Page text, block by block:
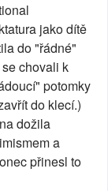
jako dítě
do "řádné"
chovali k
potomky
do klecí.)
dožila
a
přinesl to